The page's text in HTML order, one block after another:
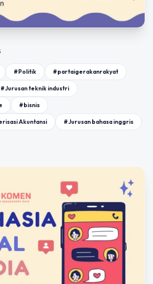
#Politik #partaigerakanrakyat
#Jurusan teknik industri
#bisnis
Akuntansi #Jurusan bahasa inggris